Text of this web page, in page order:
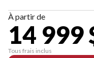
À partir de
14 999
Tous frais inclus